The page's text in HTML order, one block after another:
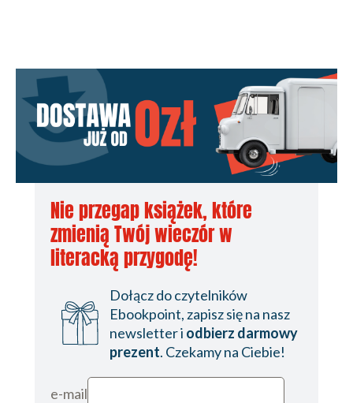
Nie przegap książek, które
zmienią Twój wieczór w
literacką przygodę!
Dołącz do czytelników
Ebookpoint, zapisz się na nasz
newsletter i odbierz darmowy
prezent. Czekamy na Ciebie!
e-mail